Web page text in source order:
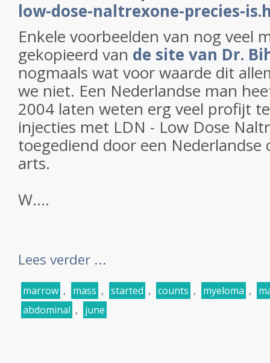
low-dose-naltrexone-precies-
Enkele voorbeelden van nog veel
gekopieerd van de site van Dr.
nogmaals wat voor waarde dit
we niet. Een Nederlandse man
2004 laten weten erg veel profijt
injecties met LDN - Low Dose
toegediend door een
arts.
W....
Lees verder ...
marrow , mass , started , counts , myeloma ,
abdominal , june